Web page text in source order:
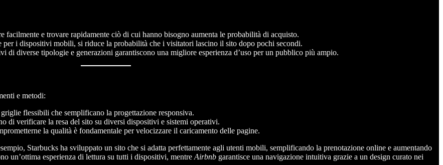
facilmente e trovare rapidamente ciò di cui hanno bisogno aumenta le probabilità di acquisto.
per i dispositivi mobili, si riduce la probabilità che i visitatori lascino il sito dopo pochi secondi.
di diverse tipologie e generazioni garantiscono una migliore esperienza d’uso per un pubblico più ampio.
e metodi:
flessibili che semplificano la progettazione responsiva.
di verificare la resa del sito su diversi dispositivi e sistemi operativi.
la qualità è fondamentale per velocizzare il caricamento delle pagine.
Starbucks ha sviluppato un sito che si adatta perfettamente agli utenti mobili, semplificando la prenotazione online e aumentando
un’ottima esperienza di lettura su tutti i dispositivi, mentre Airbnb garantisce una navigazione intuitiva grazie a un design curato nei